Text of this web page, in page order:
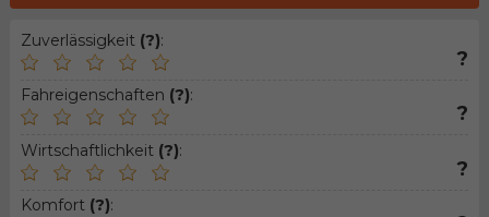
Zuverlässigkeit (?):
?
Fahreigenschaften (?):
?
Wirtschaftlichkeit (?):
?
Komfort (?):